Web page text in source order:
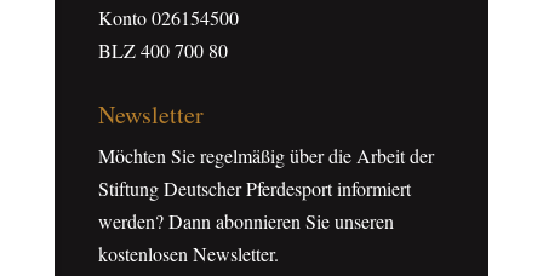
Konto 026154500
BLZ 400 700 80
Newsletter
Möchten Sie regelmäßig über die Arbeit der
Stiftung Deutscher Pferdesport informiert
werden? Dann abonnieren Sie unseren
kostenlosen Newsletter.